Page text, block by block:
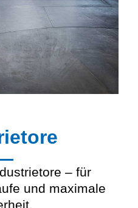
– für
und maximale